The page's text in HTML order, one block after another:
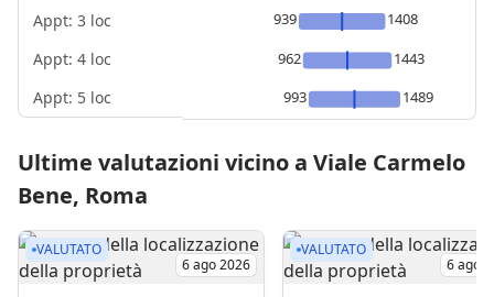
Appt: 3 loc
Appt: 4 loc
Appt: 5 loc
939
1408
962
1443
993
1489
Ultime valutazioni vicino a Viale Carmelo
Bene, Roma
VALUTATO
6 ago 2026
VALUTATO
6 ago